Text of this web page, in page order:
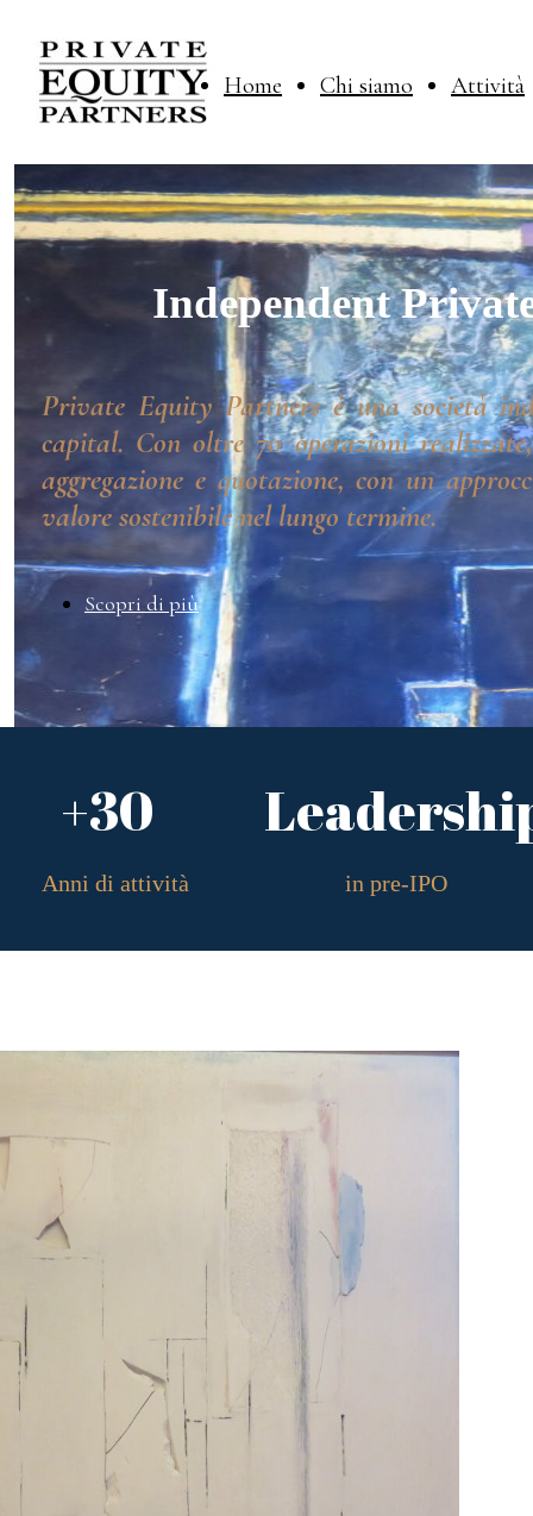
Home Chi siamo Attività
Independent
Private Equity Partners è una società
capital. Con oltre 70 operazioni
aggregazione e quotazione, con un
valore sostenibile nel lungo termine.
Scopri di più
+30
in pre-IPO
Anni di attività